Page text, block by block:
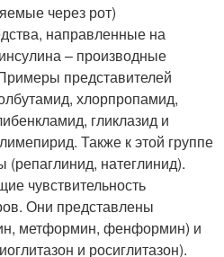
через рот)
направленные на
– производные
представителей
хлорпропамид,
гликлазид и
Также к этой группе
(репаглинид, натеглинид).
чувствительность
Они представлены
метформин, фенформин) и
и росиглитазон).